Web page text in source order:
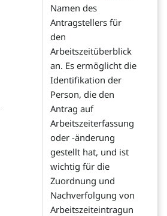
Namen des
Antragstellers für
den
Arbeitszeitüberblick
an. Es ermöglicht die
Identifikation der
Person, die den
Antrag auf
Arbeitszeiterfassung
oder -änderung
gestellt hat, und ist
wichtig für die
Zuordnung und
Nachverfolgung von
Arbeitszeiteintragun